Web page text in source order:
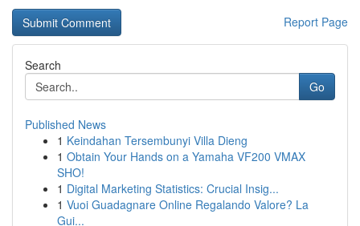
Report Page
Search
Go
Published News
1 Keindahan Tersembunyi Villa Dieng
1 Obtain Your Hands on a Yamaha VF200 VMAX
SHO!
1 Digital Marketing Statistics: Crucial Insig...
1 Vuoi Guadagnare Online Regalando Valore? La
Gui...